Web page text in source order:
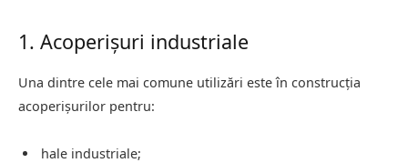
1. Acoperișuri industriale
Una dintre cele mai comune utilizări este în construcția
acoperișurilor pentru:
hale industriale;